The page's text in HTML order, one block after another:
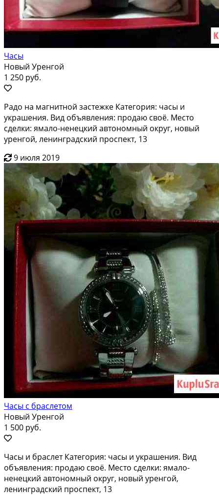
Часы
Новый Уренгой
1 250 руб.
Радо на магнитной застежке Категория: часы и
украшения. Вид объявления: продаю своё. Место
сделки: ямало-ненецкий автономный округ, новый
уренгой, ленинградский проспект, 13
9 июля 2019
Часы с браслетом
Новый Уренгой
1 500 руб.
Часы и браслет Категория: часы и украшения. Вид
объявления: продаю своё. Место сделки: ямало-
ненецкий автономный округ, новый уренгой,
ленинградский проспект, 13